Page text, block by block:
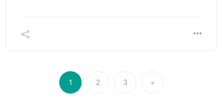
1 2 3 »